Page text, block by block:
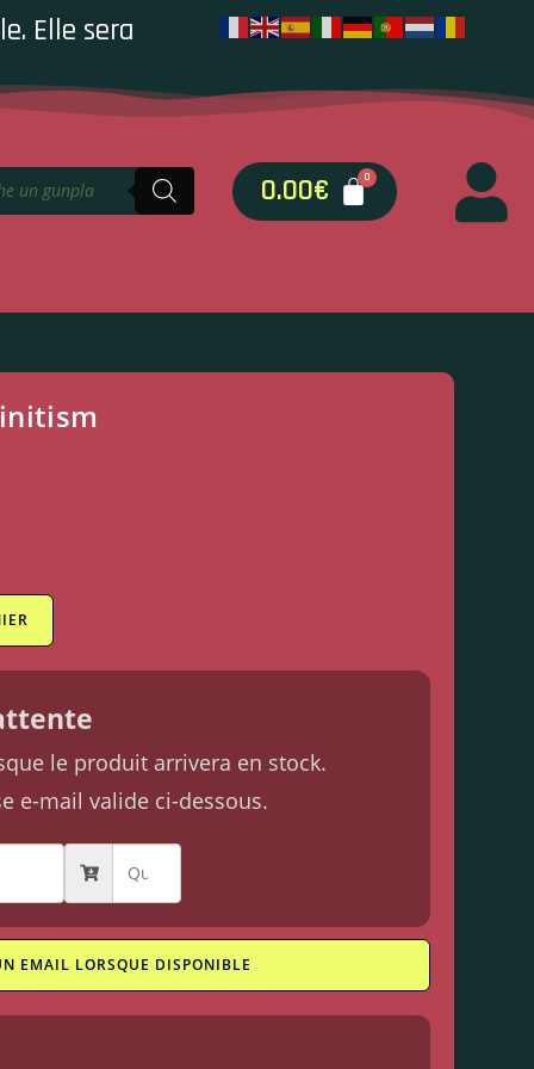
Elle sera
0.00€
le produit arrivera en stock.
e-mail valide ci-dessous.
EMAIL LORSQUE DISPONIBLE